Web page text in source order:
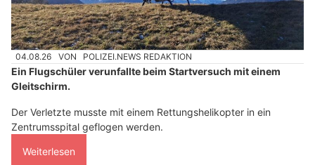
04.08.26 VON POLIZEI.NEWS REDAKTION
Ein Flugschüler verunfallte beim Startversuch mit einem
Gleitschirm.
Der Verletzte musste mit einem Rettungshelikopter in ein
Zentrumsspital geflogen werden.
Weiterlesen